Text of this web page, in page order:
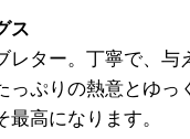
ス
レター。丁寧で、与
っぷりの熱意とゆっ
最高になります。